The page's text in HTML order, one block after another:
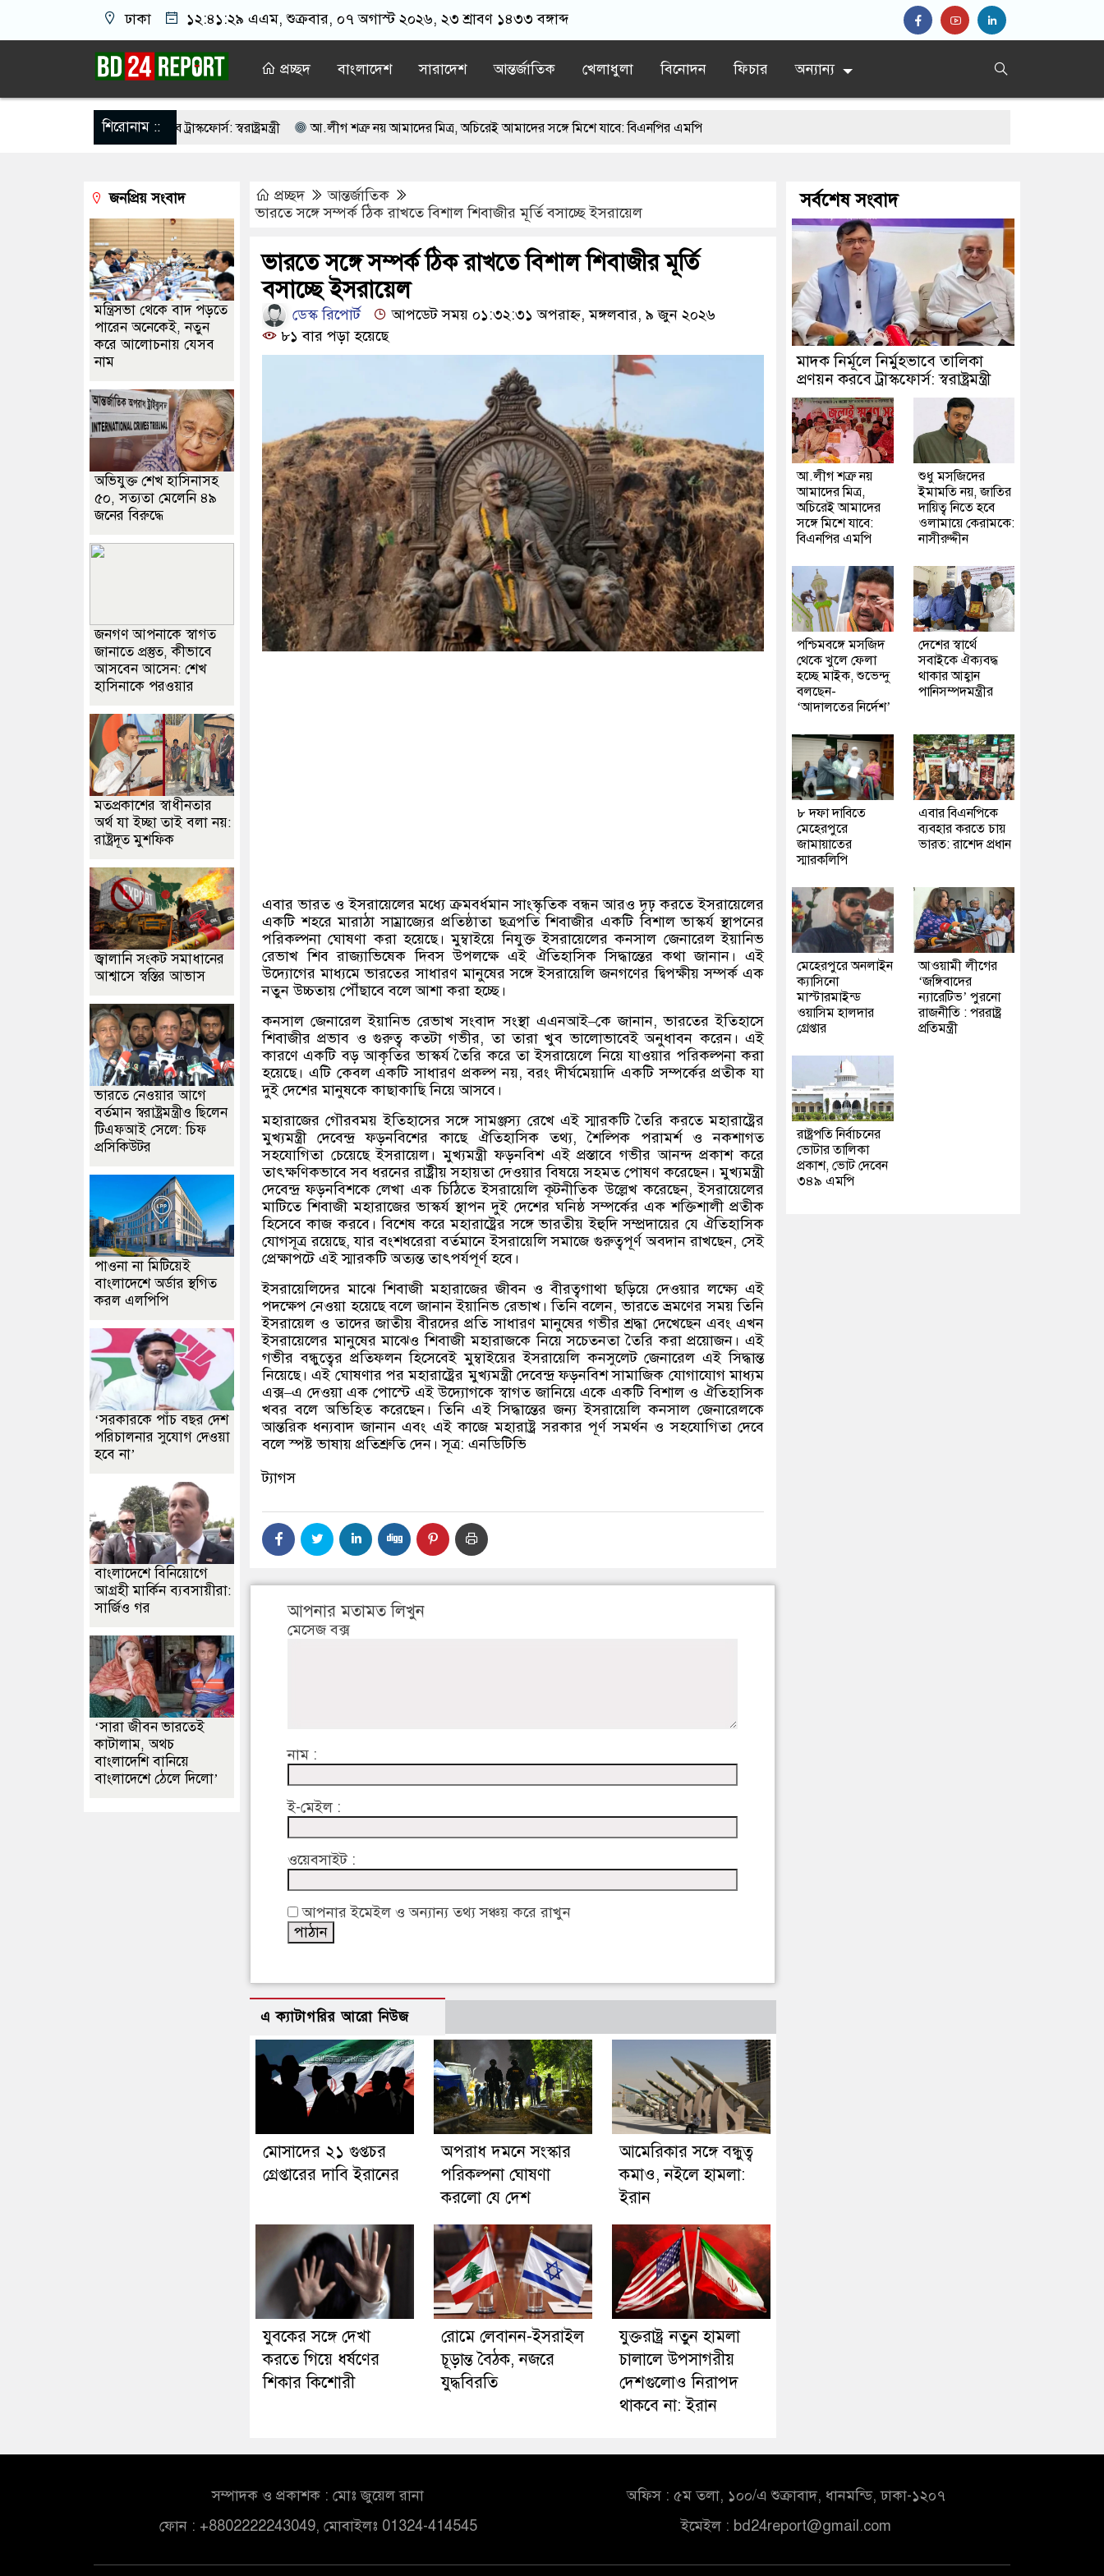
ঢাকা ১২:৪১:৩০ এএম, শুক্রবার, ০৭ অগাস্ট ২০২৬, ২৩ শ্রাবণ ১৪৩৩ বঙ্গাব্দ
প্রচ্ছদ বাংলাদেশ সারাদেশ আন্তর্জাতিক খেলাধুলা বিনোদন ফিচার অন্যান্য
শিরোনাম ::
প্রণয়ন করবে ট্রাস্কফোর্স: স্বরাষ্ট্রমন্ত্রী আ.লীগ শত্রু নয় আমাদের মিত্র, অচিরেই আমাদের সঙ্গে মিশে যাবে: বিএনপির এমপি
থাকার আহ্বান পানিসম্পদমন্ত্রীর ৮ দফা দাবিতে মেহেরপুরে জামায়াতের স্মারকলিপি
মাস্টারমাইন্ড ওয়াসিম হালদার গ্রেপ্তার
তালিকা প্রকাশ, ভোট দেবেন ৩৪৯ এমপি
প্রচ্ছদ
আন্তর্জাতিক
ভারতে সঙ্গে সম্পর্ক ঠিক রাখতে বিশাল শিবাজীর মূর্তি বসাচ্ছে ইসরায়েল
ভারতে সঙ্গে সম্পর্ক ঠিক রাখতে বিশাল শিবাজীর মূর্তি
বসাচ্ছে ইসরায়েল
ডেস্ক রিপোর্ট
আপডেট সময় ০১:৩২:৩১ অপরাহ্ন, মঙ্গলবার, ৯ জুন ২০২৬
৮১ বার পড়া হয়েছে
এবার ভারত ও ইসরায়েলের মধ্যে ক্রমবর্ধমান সাংস্কৃতিক বন্ধন আরও দৃঢ় করতে ইসরায়েলের
একটি শহরে মারাঠা সাম্রাজ্যের প্রতিষ্ঠাতা ছত্রপতি শিবাজীর একটি বিশাল ভাস্কর্য স্থাপনের
পরিকল্পনা ঘোষণা করা হয়েছে। মুম্বাইয়ে নিযুক্ত ইসরায়েলের কনসাল জেনারেল ইয়ানিভ
রেভাখ শিব রাজ্যাভিষেক দিবস উপলক্ষে এই ঐতিহাসিক সিদ্ধান্তের কথা জানান। এই
উদ্যোগের মাধ্যমে ভারতের সাধারণ মানুষের সঙ্গে ইসরায়েলি জনগণের দ্বিপক্ষীয় সম্পর্ক এক
নতুন উচ্চতায় পৌঁছাবে বলে আশা করা হচ্ছে।
কনসাল জেনারেল ইয়ানিভ রেভাখ সংবাদ সংস্থা এএনআই–কে জানান,ভারতের ইতিহাসে
শিবাজীর প্রভাব ও গুরুত্ব কতটা গভীর,তা তারা খুব ভালোভাবেই অনুধাবন করেন। এই
কারণে একটি বড় আকৃতির ভাস্কর্য তৈরি করে তা ইসরায়েলে নিয়ে যাওয়ার পরিকল্পনা করা
হয়েছে। এটি কেবল একটি সাধারণ প্রকল্প নয়,বরং দীর্ঘমেয়াদি একটি সম্পর্কের প্রতীক যা
দুই দেশের মানুষকে কাছাকাছি নিয়ে আসবে।
মহারাজের গৌরবময় ইতিহাসের সঙ্গে সামঞ্জস্য রেখে এই স্মারকটি তৈরি করতে মহারাষ্ট্রের
মুখ্যমন্ত্রী দেবেন্দ্র ফড়নবিশের কাছে ঐতিহাসিক তথ্য,শৈল্পিক পরামর্শ ও নকশাগত
সহযোগিতা চেয়েছে ইসরায়েল। মুখ্যমন্ত্রী ফড়নবিশ এই প্রস্তাবে গভীর আনন্দ প্রকাশ করে
তাৎক্ষণিকভাবে সব ধরনের রাষ্ট্রীয় সহায়তা দেওয়ার বিষয়ে সহমত পোষণ করেছেন। মুখ্যমন্ত্রী
দেবেন্দ্র ফড়নবিশকে লেখা এক চিঠিতে ইসরায়েলি কূটনীতিক উল্লেখ করেছেন,ইসরায়েলের
মাটিতে শিবাজী মহারাজের ভাস্কর্য স্থাপন দুই দেশের ঘনিষ্ঠ সম্পর্কের এক শক্তিশালী প্রতীক
হিসেবে কাজ করবে। বিশেষ করে মহারাষ্ট্রের সঙ্গে ভারতীয় ইহুদি সম্প্রদায়ের যে ঐতিহাসিক
যোগসূত্র রয়েছে,যার বংশধরেরা বর্তমানে ইসরায়েলি সমাজে গুরুত্বপূর্ণ অবদান রাখছেন,সেই
প্রেক্ষাপটে এই স্মারকটি অত্যন্ত তাৎপর্যপূর্ণ হবে।
ইসরায়েলিদের মাঝে শিবাজী মহারাজের জীবন ও বীরত্বগাথা ছড়িয়ে দেওয়ার লক্ষ্যে এই
পদক্ষেপ নেওয়া হয়েছে বলে জানান ইয়ানিভ রেভাখ। তিনি বলেন,ভারতে ভ্রমণের সময় তিনি
ইসরায়েল ও তাদের জাতীয় বীরদের প্রতি সাধারণ মানুষের গভীর শ্রদ্ধা দেখেছেন এবং এখন
ইসরায়েলের মানুষের মাঝেও শিবাজী মহারাজকে নিয়ে সচেতনতা তৈরি করা প্রয়োজন। এই
গভীর বন্ধুত্বের প্রতিফলন হিসেবেই মুম্বাইয়ের ইসরায়েলি কনসুলেট জেনারেল এই সিদ্ধান্ত
নিয়েছে। এই ঘোষণার পর মহারাষ্ট্রের মুখ্যমন্ত্রী দেবেন্দ্র ফড়নবিশ সামাজিক যোগাযোগ মাধ্যম
এক্স–এ দেওয়া এক পোস্টে এই উদ্যোগকে স্বাগত জানিয়ে একে একটি বিশাল ও ঐতিহাসিক
খবর বলে অভিহিত করেছেন। তিনি এই সিদ্ধান্তের জন্য ইসরায়েলি কনসাল জেনারেলকে
আন্তরিক ধন্যবাদ জানান এবং এই কাজে মহারাষ্ট্র সরকার পূর্ণ সমর্থন ও সহযোগিতা দেবে
বলে স্পষ্ট ভাষায় প্রতিশ্রুতি দেন। সূত্র: এনডিটিভি
ট্যাগস
আপনার মতামত লিখুন
মেসেজ বক্স
নাম :
ই-মেইল :
ওয়েবসাইট :
আপনার ইমেইল ও অন্যান্য তথ্য সঞ্চয় করে রাখুন
এ ক্যাটাগরির আরো নিউজ
মোসাদের ২১ গুপ্তচর
গ্রেপ্তারের দাবি ইরানের
অপরাধ দমনে সংস্কার
পরিকল্পনা ঘোষণা
করলো যে দেশ
আমেরিকার সঙ্গে বন্ধুত্ব
কমাও, নইলে হামলা:
ইরান
যুবকের সঙ্গে দেখা
করতে গিয়ে ধর্ষণের
শিকার কিশোরী
রোমে লেবানন-ইসরাইল
চূড়ান্ত বৈঠক, নজরে
যুদ্ধবিরতি
যুক্তরাষ্ট্র নতুন হামলা
চালালে উপসাগরীয়
দেশগুলোও নিরাপদ
থাকবে না: ইরান
জনপ্রিয় সংবাদ
মন্ত্রিসভা থেকে বাদ পড়তে
পারেন অনেকেই, নতুন
করে আলোচনায় যেসব
নাম
অভিযুক্ত শেখ হাসিনাসহ
৫০, সত্যতা মেলেনি ৪৯
জনের বিরুদ্ধে
জনগণ আপনাকে স্বাগত
জানাতে প্রস্তুত, কীভাবে
আসবেন আসেন: শেখ
হাসিনাকে পরওয়ার
মতপ্রকাশের স্বাধীনতার
অর্থ যা ইচ্ছা তাই বলা নয়:
রাষ্ট্রদূত মুশফিক
জ্বালানি সংকট সমাধানের
আশ্বাসে স্বস্তির আভাস
ভারতে নেওয়ার আগে
বর্তমান স্বরাষ্ট্রমন্ত্রীও ছিলেন
টিএফআই সেলে: চিফ
প্রসিকিউটর
পাওনা না মিটিয়েই
বাংলাদেশে অর্ডার স্থগিত
করল এলপিপি
‘সরকারকে পাঁচ বছর দেশ
পরিচালনার সুযোগ দেওয়া
হবে না’
বাংলাদেশে বিনিয়োগে
আগ্রহী মার্কিন ব্যবসায়ীরা:
সার্জিও গর
‘সারা জীবন ভারতেই
কাটালাম, অথচ
বাংলাদেশি বানিয়ে
বাংলাদেশে ঠেলে দিলো’
সর্বশেষ সংবাদ
মাদক নির্মূলে নির্মুহভাবে তালিকা
প্রণয়ন করবে ট্রাস্কফোর্স: স্বরাষ্ট্রমন্ত্রী
আ.লীগ শত্রু নয়
আমাদের মিত্র,
অচিরেই আমাদের
সঙ্গে মিশে যাবে:
বিএনপির এমপি
শুধু মসজিদের
ইমামতি নয়, জাতির
দায়িত্ব নিতে হবে
ওলামায়ে কেরামকে:
নাসীরুদ্দীন
পশ্চিমবঙ্গে মসজিদ
থেকে খুলে ফেলা
হচ্ছে মাইক, শুভেন্দু
বলছেন-
‘আদালতের নির্দেশ’
দেশের স্বার্থে
সবাইকে ঐক্যবদ্ধ
থাকার আহ্বান
পানিসম্পদমন্ত্রীর
৮ দফা দাবিতে
মেহেরপুরে
জামায়াতের
স্মারকলিপি
এবার বিএনপিকে
ব্যবহার করতে চায়
ভারত: রাশেদ প্রধান
মেহেরপুরে অনলাইন
ক্যাসিনো
মাস্টারমাইন্ড
ওয়াসিম হালদার
গ্রেপ্তার
আওয়ামী লীগের
‘জঙ্গিবাদের
ন্যারেটিভ’ পুরনো
রাজনীতি : পররাষ্ট্র
প্রতিমন্ত্রী
রাষ্ট্রপতি নির্বাচনের
ভোটার তালিকা
প্রকাশ, ভোট দেবেন
৩৪৯ এমপি
সম্পাদক ও প্রকাশক : মোঃ জুয়েল রানা
ফোন : +8802222243049, মোবাইলঃ 01324-414545
অফিস : ৫ম তলা, ১০০/এ শুক্রাবাদ, ধানমন্ডি, ঢাকা-১২০৭
ইমেইল : bd24report@gmail.com